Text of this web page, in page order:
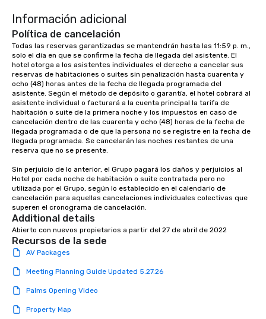
Información adicional
Política de cancelación
Todas las reservas garantizadas se mantendrán hasta las 11:59 p. m.,
solo el día en que se confirme la fecha de llegada del asistente. El
hotel otorga a los asistentes individuales el derecho a cancelar sus
reservas de habitaciones o suites sin penalización hasta cuarenta y
ocho (48) horas antes de la fecha de llegada programada del
asistente. Según el método de depósito o garantía, el hotel cobrará al
asistente individual o facturará a la cuenta principal la tarifa de
habitación o suite de la primera noche y los impuestos en caso de
cancelación dentro de las cuarenta y ocho (48) horas de la fecha de
llegada programada o de que la persona no se registre en la fecha de
llegada programada. Se cancelarán las noches restantes de una
reserva que no se presente.
Sin perjuicio de lo anterior, el Grupo pagará los daños y perjuicios al
Hotel por cada noche de habitación o suite contratada pero no
utilizada por el Grupo, según lo establecido en el calendario de
cancelación para aquellas cancelaciones individuales colectivas que
superen el cronograma de cancelación.
Additional details
Abierto con nuevos propietarios a partir del 27 de abril de 2022
Recursos de la sede
AV Packages
Meeting Planning Guide Updated 5.27.26
Palms Opening Video
Property Map